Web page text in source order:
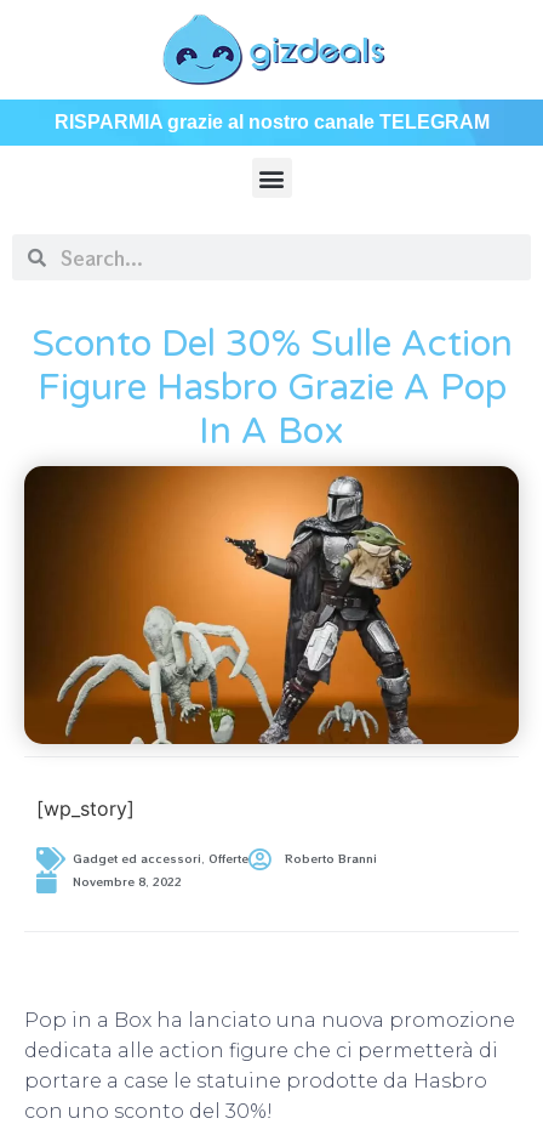
RISPARMIA grazie al nostro canale TELEGRAM
Sconto Del 30% Sulle Action
Figure Hasbro Grazie A Pop
In A Box
[wp_story]
Gadget ed accessori, Offerte
Roberto Branni
Novembre 8, 2022
Pop in a Box ha lanciato una nuova promozione
dedicata alle action figure che ci permetterà di
portare a case le statuine prodotte da Hasbro
con uno sconto del 30%!